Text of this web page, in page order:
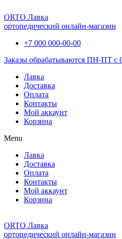
ORTO Лавка
ортопедический онлайн-магазин
+7 000 000-00-00
Заказы обрабатываются ПН-ПТ с
Лавка
Доставка
Оплата
Контакты
Мой аккаунт
Корзина
Menu
Лавка
Доставка
Оплата
Контакты
Мой аккаунт
Корзина
ORTO Лавка
ортопедический онлайн-магазин